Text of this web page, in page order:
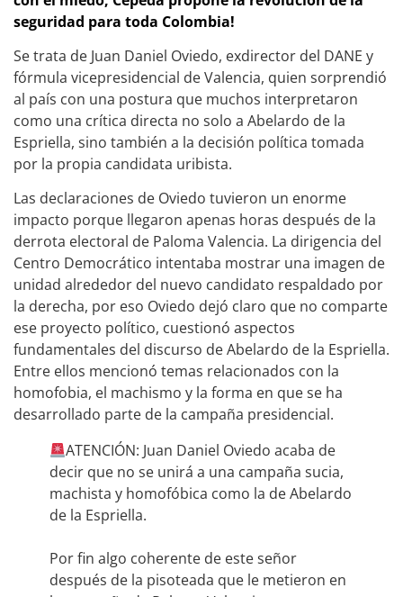
seguridad para toda Colombia!
Se trata de Juan Daniel Oviedo, exdirector del DANE y
fórmula vicepresidencial de Valencia, quien sorprendió
al país con una postura que muchos interpretaron
como una crítica directa no solo a Abelardo de la
Espriella, sino también a la decisión política tomada
por la propia candidata uribista.
Las declaraciones de Oviedo tuvieron un enorme
impacto porque llegaron apenas horas después de la
derrota electoral de Paloma Valencia. La dirigencia del
Centro Democrático intentaba mostrar una imagen de
unidad alrededor del nuevo candidato respaldado por
la derecha, por eso Oviedo dejó claro que no comparte
ese proyecto político, cuestionó aspectos
fundamentales del discurso de Abelardo de la Espriella.
Entre ellos mencionó temas relacionados con la
homofobia, el machismo y la forma en que se ha
desarrollado parte de la campaña presidencial.
ATENCIÓN: Juan Daniel Oviedo acaba de
decir que no se unirá a una campaña sucia,
machista y homofóbica como la de Abelardo
de la Espriella.
Por fin algo coherente de este señor
después de la pisoteada que le metieron en